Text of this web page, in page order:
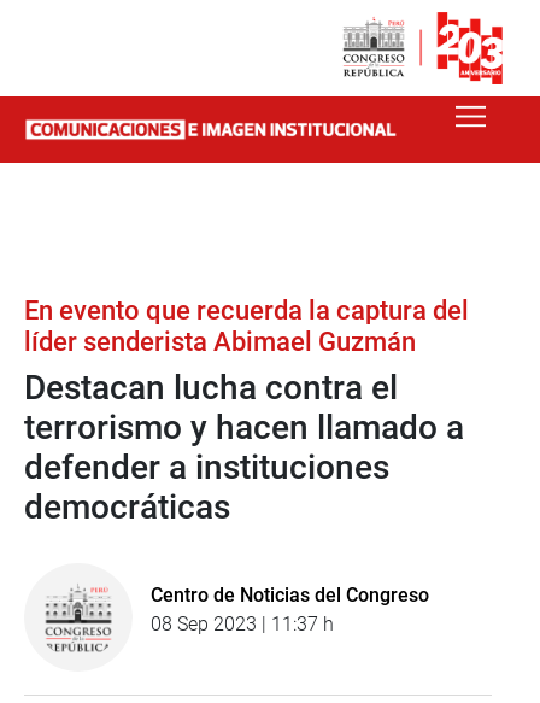
En evento que recuerda la captura del
líder senderista Abimael Guzmán
Destacan lucha contra el
terrorismo y hacen llamado a
defender a instituciones
democráticas
Centro de Noticias del Congreso
08 Sep 2023 | 11:37 h